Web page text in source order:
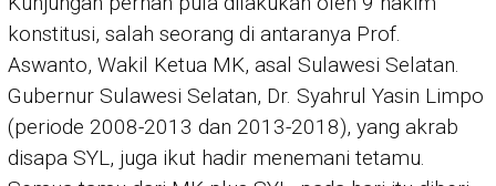
konstitusi, salah seorang di antaranya Prof.
Aswanto, Wakil Ketua MK, asal Sulawesi Selatan.
Gubernur Sulawesi Selatan, Dr. Syahrul Yasin Limpo
(periode 2008-2013 dan 2013-2018), yang akrab
disapa SYL, juga ikut hadir menemani tetamu.